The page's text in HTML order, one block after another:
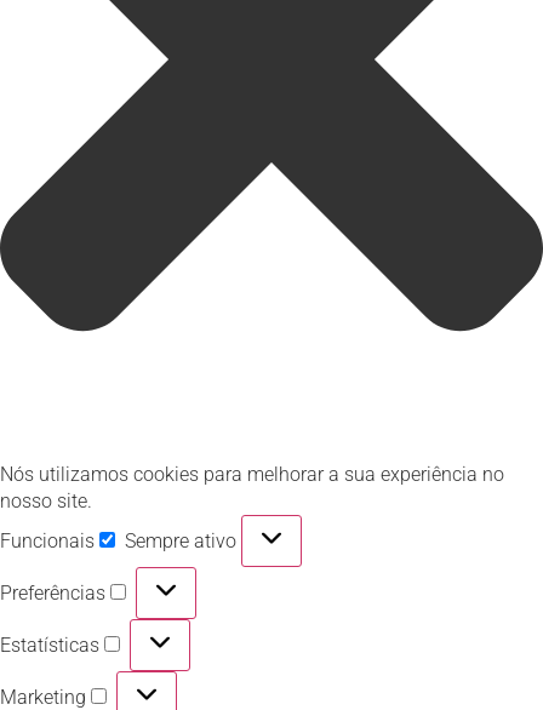
Nós utilizamos cookies para melhorar a sua experiência no
nosso site.
Funcionais
Sempre ativo
Preferências
Estatísticas
Marketing